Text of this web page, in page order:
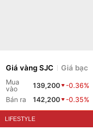
Giá vàng SJC Giá bạc
Mua
vào
139,200
-0.36%
Bán ra
142,200 -0.35%
LIFESTYLE